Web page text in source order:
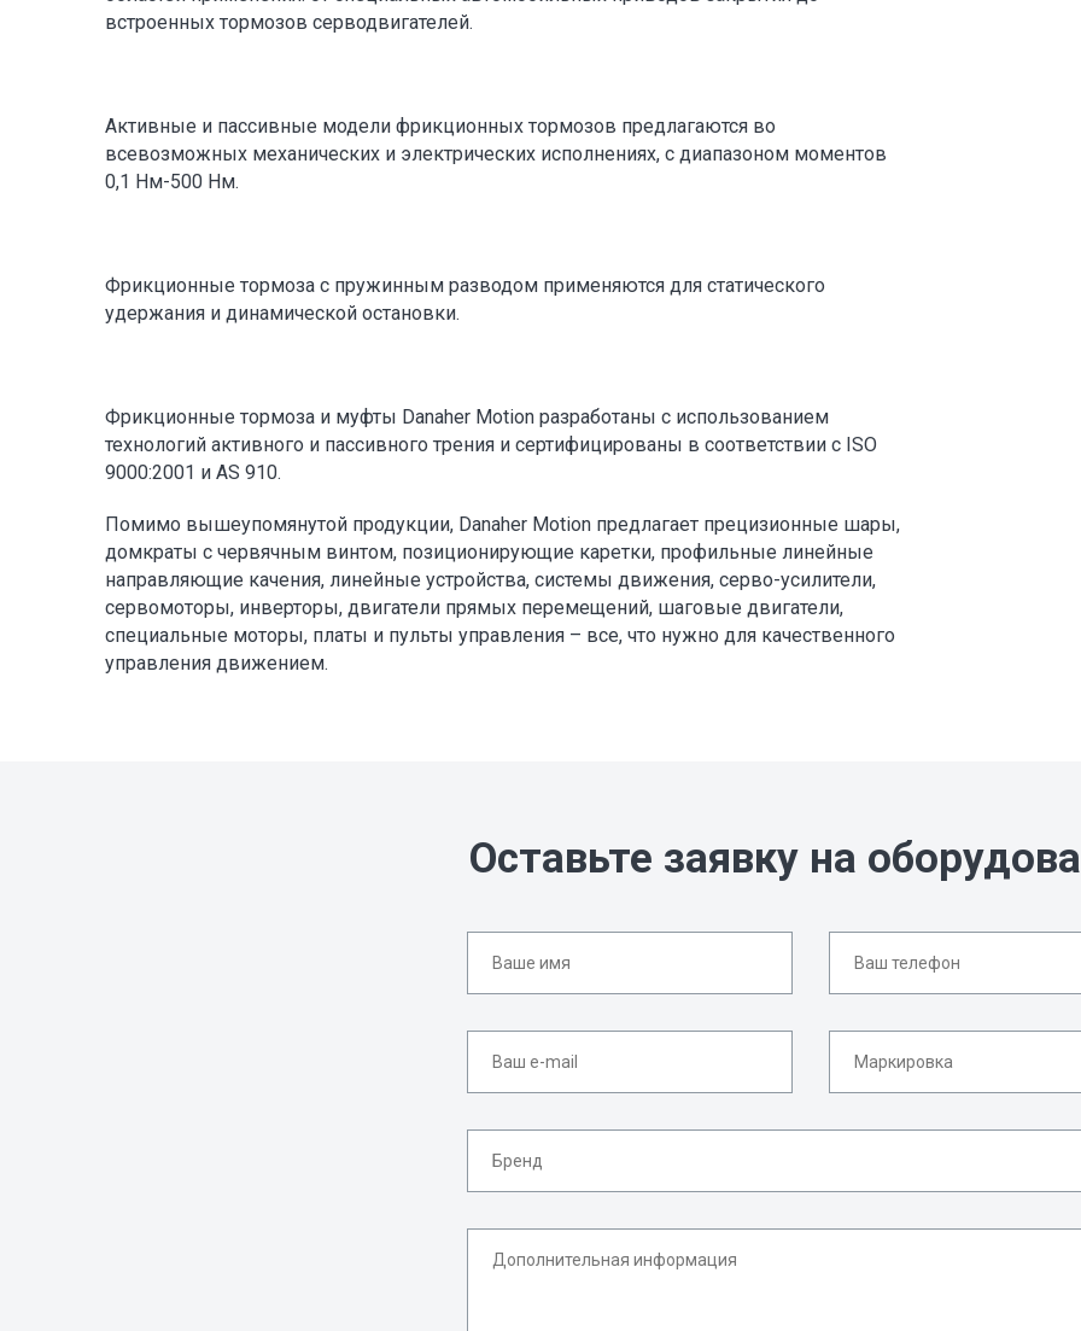
встроенных тормозов серводвигателей.
Активные и пассивные модели фрикционных тормозов предлагаются во
всевозможных механических и электрических исполнениях, с диапазоном моментов
0,1 Нм-500 Нм.
Фрикционные тормоза с пружинным разводом применяются для статического
удержания и динамической остановки.
Фрикционные тормоза и муфты Danaher Motion разработаны с использованием
технологий активного и пассивного трения и сертифицированы в соответствии с ISO
9000:2001 и AS 910.
Помимо вышеупомянутой продукции, Danaher Motion предлагает прецизионные шары,
домкраты с червячным винтом, позиционирующие каретки, профильные линейные
направляющие качения, линейные устройства, системы движения, серво-усилители,
сервомоторы, инверторы, двигатели прямых перемещений, шаговые двигатели,
специальные моторы, платы и пульты управления – все, что нужно для качественного
управления движением.
Оставьте заявку на